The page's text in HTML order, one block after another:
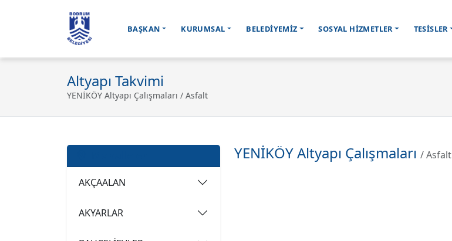
BAŞKAN KURUMSAL BELEDİYEMİZ SOSYAL HİZMETLER TESİSLER
Altyapı Takvimi
YENİKÖY Altyapı Çalışmaları / Asfalt
AKÇAALAN
AKYARLAR
YENİKÖY Altyapı Çalışmaları / Asfalt